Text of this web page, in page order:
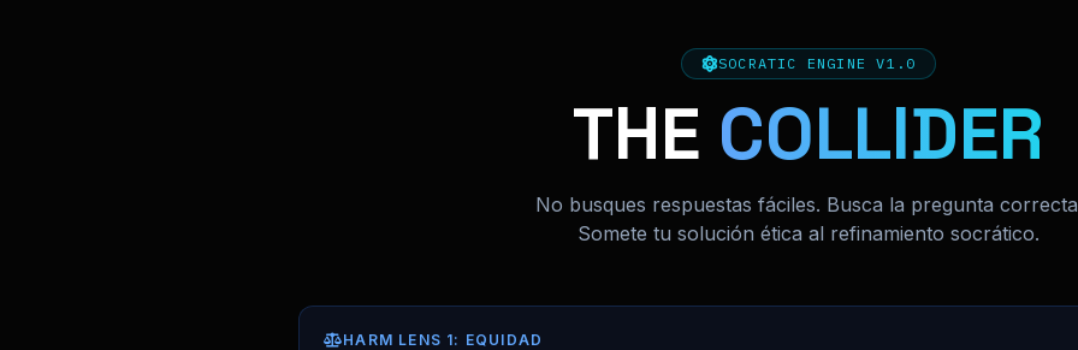
SOCRATIC ENGINE V1.0
THE COLLIDER
No busques respuestas fáciles. Busca la pregunta
Somete tu solución ética al refinamiento socrático.
HARM LENS 1: EQUIDAD